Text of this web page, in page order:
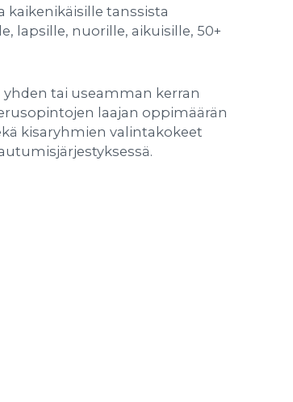
tanssista
lapsille, nuorille, aikuisille, 50+
tai useamman kerran
laajan oppimäärän
kisaryhmien valintakokeet